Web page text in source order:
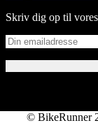
Skriv dig op til
© BikeRunner